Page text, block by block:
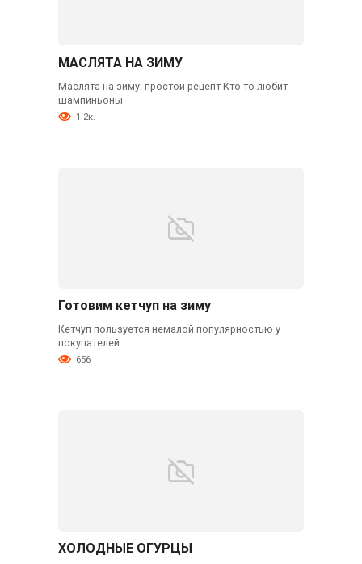
МАСЛЯТА НА ЗИМУ
Маслята на зиму: простой рецепт Кто-то любит
шампиньоны
1.2к.
Готовим кетчуп на зиму
Кетчуп пользуется немалой популярностью у
покупателей
656
ХОЛОДНЫЕ ОГУРЦЫ